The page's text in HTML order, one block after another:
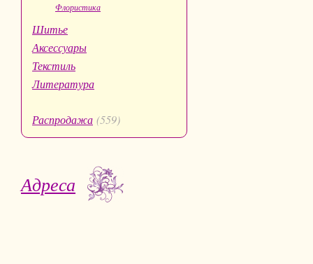
Флористика
Шитье
Аксессуары
Текстиль
Литература
Распродажа (559)
Адреса